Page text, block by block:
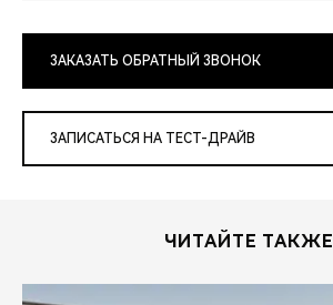
ЗАКАЗАТЬ ОБРАТНЫЙ ЗВОНОК
ЗАПИСАТЬСЯ НА ТЕСТ-ДРАЙВ
ЧИТАЙТЕ ТАКЖЕ